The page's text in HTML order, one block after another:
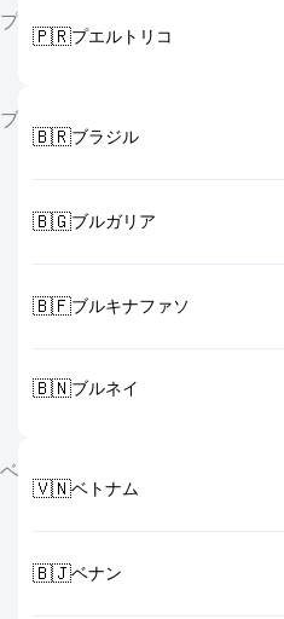
プ
🇵🇷プエルトリコ
ブ
🇧🇷ブラジル
🇧🇬ブルガリア
🇧🇫ブルキナファソ
🇧🇳ブルネイ
ベ
🇻🇳ベトナム
🇧🇯ベナン